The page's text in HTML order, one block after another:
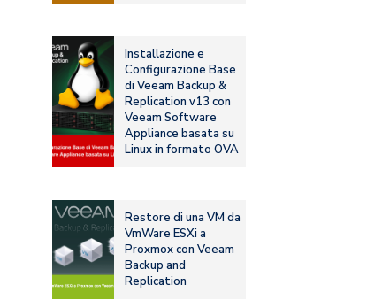
Installazione e
Configurazione Base
di Veeam Backup &
Replication v13 con
Veeam Software
Appliance basata su
Linux in formato OVA
Restore di una VM da
VmWare ESXi a
Proxmox con Veeam
Backup and
Replication